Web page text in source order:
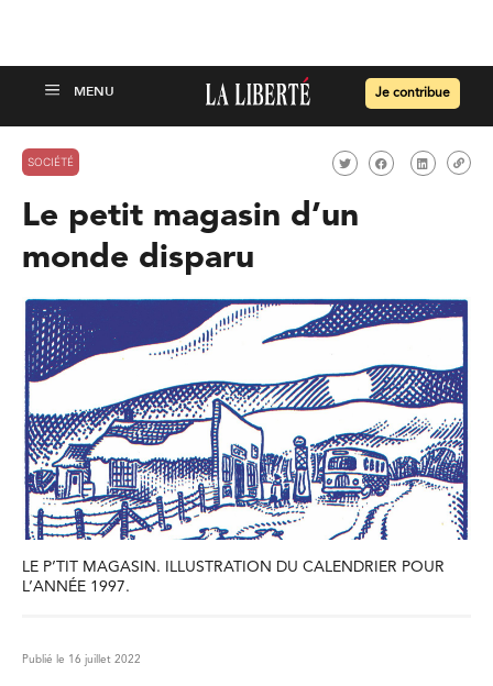
Je contribue
SOCIÉTÉ
Le petit magasin d’un
monde disparu
LE P’TIT MAGASIN. ILLUSTRATION DU CALENDRIER POUR
L’ANNÉE 1997.
Publié le 16 juillet 2022